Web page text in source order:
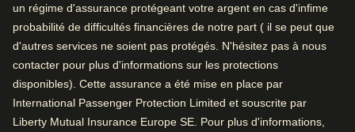
Arrive à Amsterdam
4.5 km de Amsterdam CS
Pendant que vous êtes à Amsterdam
3.6 km de Anne Frank House
4.5 km de Amsterdam CS
Pendant que vous êtes à Amsterdam
3.6 km de Anne Frank House
Noté par
Famille– 43 %
Couple – 34%
un régime d'assurance protégeant votre argent en cas d'infime
probabilité de difficultés financières de notre part ( il se peut que
d'autres services ne soient pas protégés. N'hésitez pas à nous
contacter pour plus d'informations sur les protections
disponibles). Cette assurance a été mise en place par
International Passenger Protection Limited et souscrite par
Liberty Mutual Insurance Europe SE. Pour plus d'informations,